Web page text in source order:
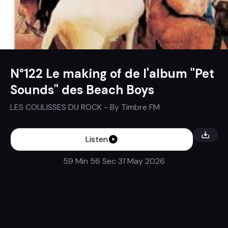
N°122 Le making of de l'album "Pet
Sounds" des Beach Boys
LES COULISSES DU ROCK - By Timbre FM
Listen
59 Min 56 Sec 31 May 2026